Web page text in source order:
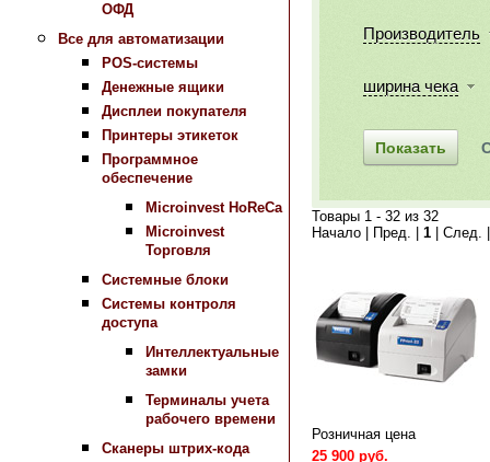
ОФД
Все для автоматизации
POS-системы
Денежные ящики
Дисплеи покупателя
Принтеры этикеток
Программное
обеспечение
Microinvest HoReCa
Microinvest
Торговля
Системные блоки
Системы контроля
доступа
Интеллектуальные
замки
Терминалы учета
рабочего времени
Сканеры штрих-кода
Производитель
ширина чека
Товары 1 - 32 из 32
Начало | Пред. | 1 | След.
Розничная цена
25 900 руб.